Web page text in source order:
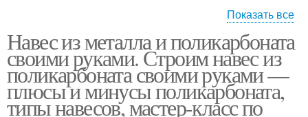
Деревянный навес Дачный навес
Показать все
Навес из металла и поликарбоната
своими руками. Строим навес из
поликарбоната своими руками —
плюсы и минусы поликарбоната,
типы навесов, мастер-класс по